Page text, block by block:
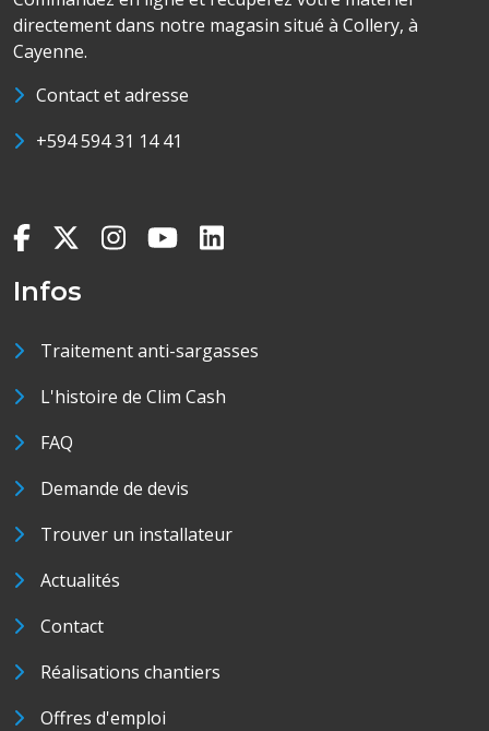
directement dans notre magasin situé à Collery, à
Cayenne.
Contact et adresse
+594 594 31 14 41
Infos
Traitement anti-sargasses
L'histoire de Clim Cash
FAQ
Demande de devis
Trouver un installateur
Actualités
Contact
Réalisations chantiers
Offres d'emploi